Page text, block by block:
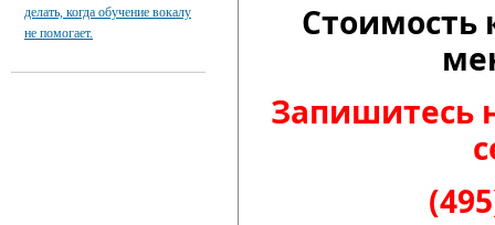
Стоимость
Запишитесь
делать, когда обучение вокалу
не помогает.